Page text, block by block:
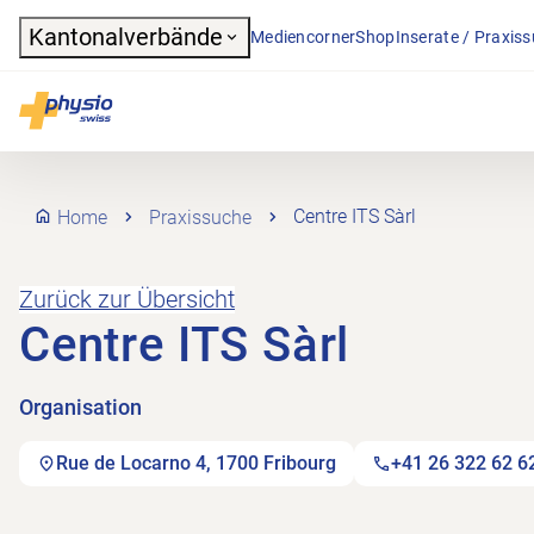
Header
Kantonalverbände MediencornerShopInserate /
Physioswiss
Hauptnavigation
Home Praxissuche Centre ITS Sàrl
Zurück zur Übersicht
Centre ITS Sàrl
Organisation
Rue de Locarno 4, 1700 Fribourg +41 26 322 62